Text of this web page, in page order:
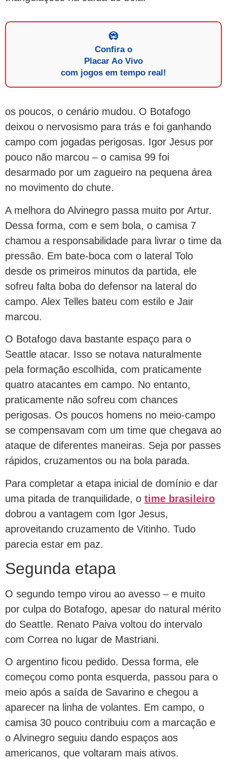
Confira o
Placar Ao Vivo
com jogos em tempo real!
os poucos, o cenário mudou. O Botafogo
deixou o nervosismo para trás e foi ganhando
campo com jogadas perigosas. Igor Jesus por
pouco não marcou – o camisa 99 foi
desarmado por um zagueiro na pequena área
no movimento do chute.
A melhora do Alvinegro passa muito por Artur.
Dessa forma, com e sem bola, o camisa 7
chamou a responsabilidade para livrar o time da
pressão. Em bate-boca com o lateral Tolo
desde os primeiros minutos da partida, ele
sofreu falta boba do defensor na lateral do
campo. Alex Telles bateu com estilo e Jair
marcou.
O Botafogo dava bastante espaço para o
Seattle atacar. Isso se notava naturalmente
pela formação escolhida, com praticamente
quatro atacantes em campo. No entanto,
praticamente não sofreu com chances
perigosas. Os poucos homens no meio-campo
se compensavam com um time que chegava ao
ataque de diferentes maneiras. Seja por passes
rápidos, cruzamentos ou na bola parada.
Para completar a etapa inicial de domínio e dar
uma pitada de tranquilidade, o time brasileiro
dobrou a vantagem com Igor Jesus,
aproveitando cruzamento de Vitinho. Tudo
parecia estar em paz.
Segunda etapa
O segundo tempo virou ao avesso – e muito
por culpa do Botafogo, apesar do natural mérito
do Seattle. Renato Paiva voltou do intervalo
com Correa no lugar de Mastriani.
O argentino ficou pedido. Dessa forma, ele
começou como ponta esquerda, passou para o
meio após a saída de Savarino e chegou a
aparecer na linha de volantes. Em campo, o
camisa 30 pouco contribuiu com a marcação e
o Alvinegro seguiu dando espaços aos
americanos, que voltaram mais ativos.